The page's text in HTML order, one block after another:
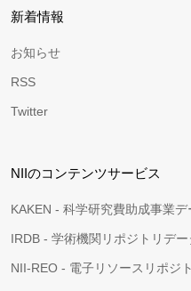
新着情報
お知らせ
RSS
Twitter
NIIのコンテンツサービス
KAKEN - 科学研究費助成事業デ
IRDB - 学術機関リポジトリデー
NII-REO - 電子リソースリポジ